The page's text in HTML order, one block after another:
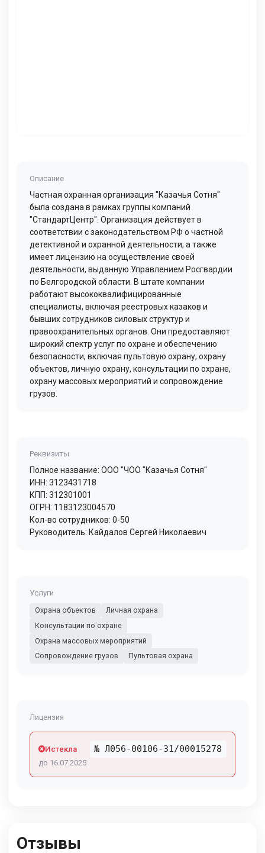
Описание
Частная охранная организация "Казачья Сотня"
была создана в рамках группы компаний
"СтандартЦентр". Организация действует в
соответствии с законодательством РФ о частной
детективной и охранной деятельности, а также
имеет лицензию на осуществление своей
деятельности, выданную Управлением Росгвардии
по Белгородской области. В штате компании
работают высококвалифицированные
специалисты, включая реестровых казаков и
бывших сотрудников силовых структур и
правоохранительных органов. Они предоставляют
широкий спектр услуг по охране и обеспечению
безопасности, включая пультовую охрану, охрану
объектов, личную охрану, консультации по охране,
охрану массовых мероприятий и сопровождение
грузов.
Реквизиты
Полное название: ООО "ЧОО "Казачья Сотня"
ИНН: 3123431718
КПП: 312301001
ОГРН: 1183123004570
Кол-во сотрудников: 0-50
Руководитель: Кайдалов Сергей Николаевич
Услуги
Охрана объектов
Личная охрана
Консультации по охране
Охрана массовых мероприятий
Сопровождение грузов
Пультовая охрана
Лицензия
Истекла № Л056-00106-31/00015278
до 16.07.2025
Отзывы